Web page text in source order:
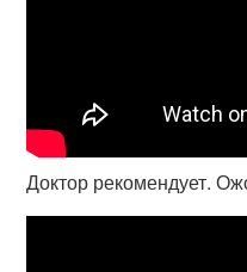
Доктор рекомендует.